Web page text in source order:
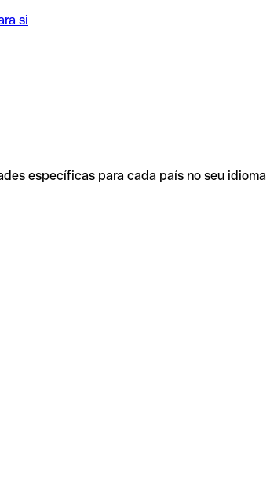
si
específicas para cada país no seu